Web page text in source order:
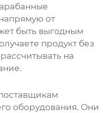
от
быть выгодным
продукт без
на
оборудования. Они